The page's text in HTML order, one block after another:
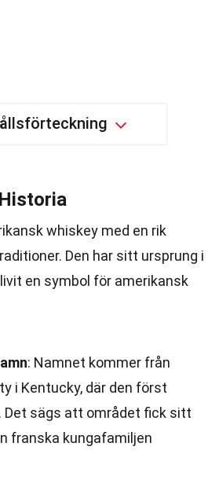
whiskey med en rik
Den har sitt ursprung i
en symbol för amerikansk
: Namnet kommer från
i Kentucky, där den först
Det sägs att området fick sitt
franska kungafamiljen